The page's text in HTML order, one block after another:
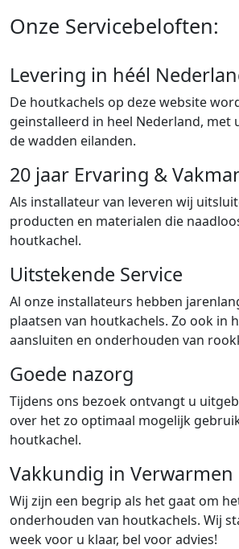
Onze Servicebeloften:
Levering in héél
De houtkachels op deze website
geinstalleerd in heel Nederland, met
de wadden eilanden.
20 jaar Ervaring &
Als installateur van leveren wij
producten en materialen die
houtkachel.
Uitstekende Service
Al onze installateurs hebben
plaatsen van houtkachels. Zo ook in
aansluiten en onderhouden van
Goede nazorg
Tijdens ons bezoek ontvangt u
over het zo optimaal mogelijk
houtkachel.
Vakkundig in Verwarmen
Wij zijn een begrip als het gaat om
onderhouden van houtkachels. Wij
week voor u klaar, bel voor advies!